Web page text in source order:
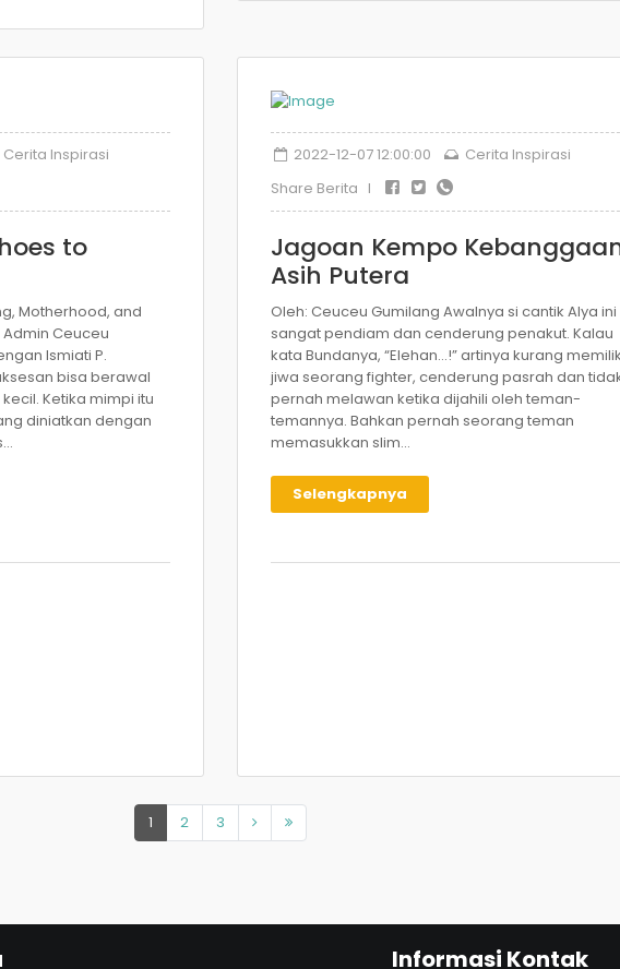
Cerita Inspirasi
to
Motherhood, and
Ceuceu
Ismiati P.
bisa berawal
Ketika mimpi itu
diniatkan dengan
2022-12-07 12:00:00
Cerita Inspirasi
Share Berita I
Jagoan Kempo
Asih Putera
Oleh: Ceuceu Gumilang Awalnya si cantik Alya ini
sangat pendiam dan cenderung penakut. Kalau
kata Bundanya, “Elehan…!” artinya kurang
jiwa seorang fighter, cenderung pasrah dan
pernah melawan ketika dijahili oleh teman-
temannya. Bahkan pernah seorang teman
memasukkan slim...
Selengkapnya
1 (current)
2 3
Informasi Kontak